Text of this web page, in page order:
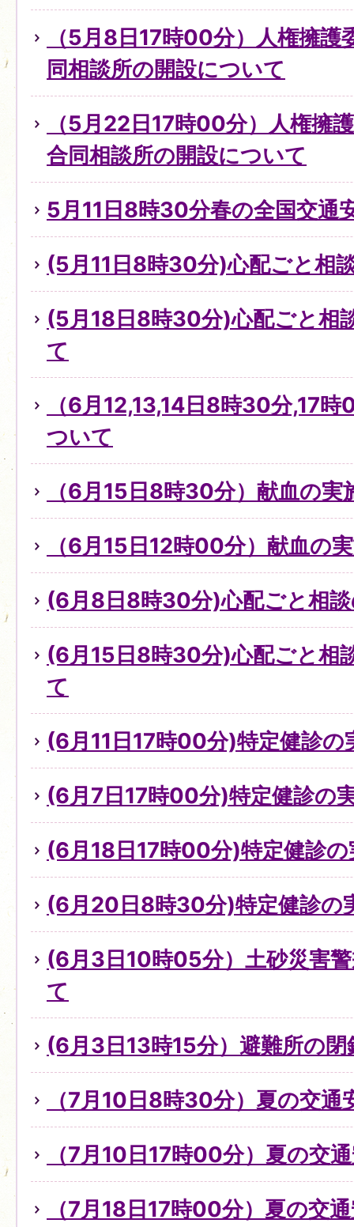
（5月8日17時00分）人権擁護
同相談所の開設について
（5月22日17時00分）人権擁
合同相談所の開設について
5月11日8時30分春の全国交通
(5月11日8時30分)心配ごと相
(5月18日8時30分)心配ごと相
て
（6月12,13,14日8時30分,17
ついて
（6月15日8時30分）献血の実
（6月15日12時00分）献血の
(6月8日8時30分)心配ごと相
(6月15日8時30分)心配ごと相
て
(6月11日17時00分)特定健診の
(6月7日17時00分)特定健診の
(6月18日17時00分)特定健診
(6月20日8時30分)特定健診の
(6月3日10時05分）土砂災害
て
(6月3日13時15分）避難所の
（7月10日8時30分）夏の交通
（7月10日17時00分）夏の交
（7月18日17時00分）夏の交